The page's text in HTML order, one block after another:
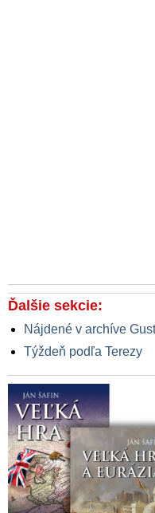
Ďalšie sekcie:
Nájdené v archíve
Týždeň podľa Terezy